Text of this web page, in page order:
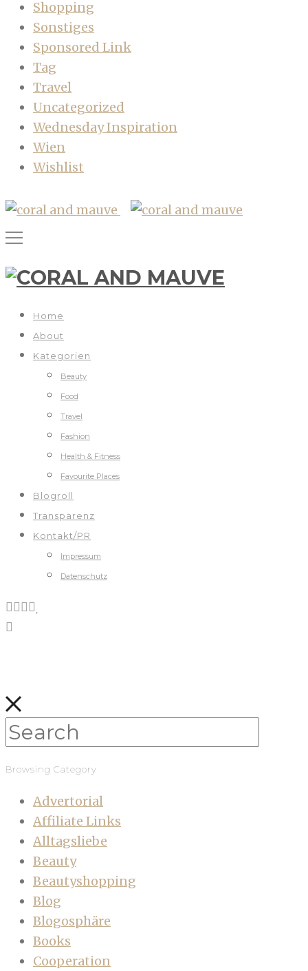
Shopping
Sonstiges
Sponsored Link
Tag
Travel
Uncategorized
Wednesday Inspiration
Wien
Wishlist
Home
About
Kategorien
Beauty
Food
Travel
Fashion
Health & Fitness
Favourite Places
Blogroll
Transparenz
Kontakt/PR
Impressum
Datenschutz
Browsing Category
Advertorial
Affiliate Links
Alltagsliebe
Beauty
Beautyshopping
Blog
Blogosphäre
Books
Cooperation